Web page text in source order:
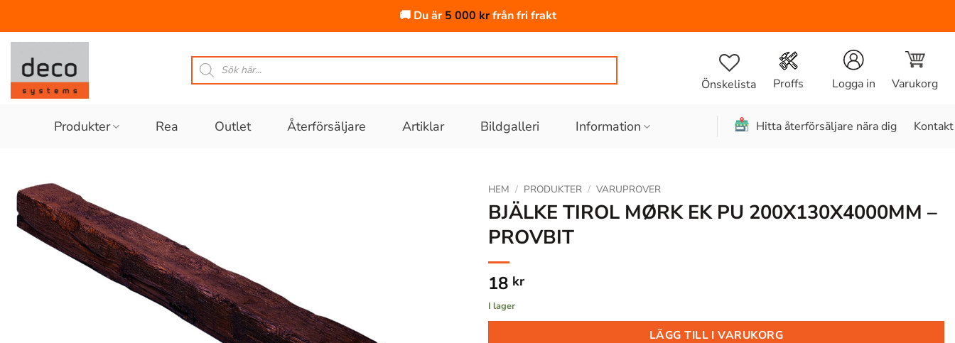
🚚 Du är5 000 krfrån fri frakt
Skip
content
Produktsökning
Önskelista Proffs Logga in Varukorg
Produkter Rea Outlet Återförsäljare Artiklar Bildgalleri Information Hitta återförsäljare nära dig Kontakt
HEM / PRODUKTER / VARUPROVER
BJÄLKE TIROL MØRK EK PU 200X130X4000MM –
PROVBIT
18 kr
I lager
LÄGG TILL I VARUKORG